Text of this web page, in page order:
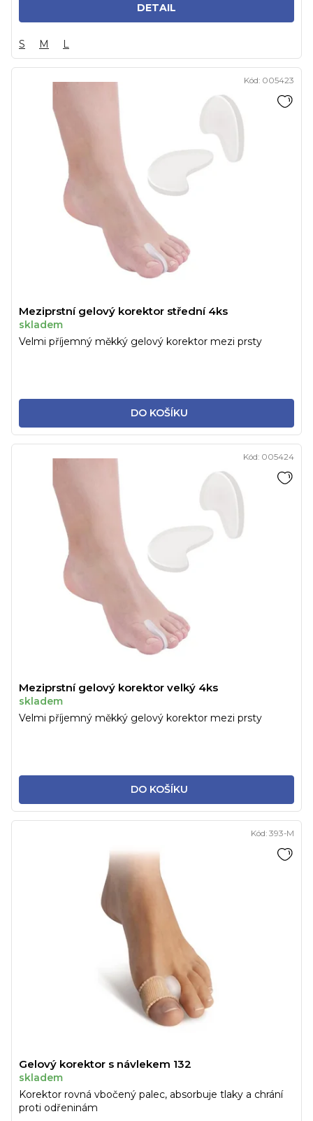
DETAIL
S M L
Meziprstní gelový korektor střední 4ks
skladem
DO KOŠÍKU
Velmi příjemný měkký gelový korektor mezi prsty
Kód: 005423
Meziprstní gelový korektor velký 4ks
skladem
DO KOŠÍKU
Velmi příjemný měkký gelový korektor mezi prsty
Kód: 005424
Gelový korektor s návlekem 132
skladem
Korektor rovná vbočený palec, absorbuje tlaky a chrání
proti odřeninám
Kód: 393-M